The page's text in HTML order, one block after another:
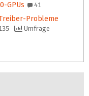
GPUs
41
Probleme
Umfrage